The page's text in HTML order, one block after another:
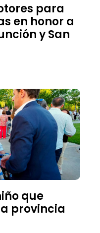
para
en honor a
y San
que
provincia